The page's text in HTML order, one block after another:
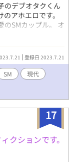
のデブオタクくん
アホエロです。
のSMカップル。 オ
ストにほんのち
ップル……なんです
レオナ/ドＳでいじ
好き。DV気質のヤ
っ子なオタク。恋
ンデレ。 以前発
の二人のお話に
されています。 ペ
誌の試し読みペー
ぞ！
登録日 2023.7.21
SM
現代
17
クションです。